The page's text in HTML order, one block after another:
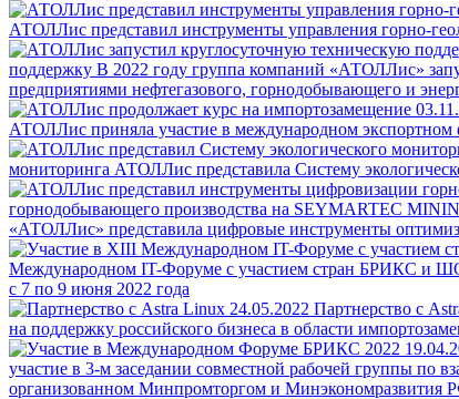
АТОЛЛис представил инструменты управления горно-
поддержку В 2022 году группа компаний «АТОЛЛис»
предприятиями нефтегазового, горнодобывающего и
АТОЛЛис приняла участие в международном экспортном
мониторинга АТОЛЛис представила Систему
горнодобывающего производства на SEYMARTEC
«АТОЛЛис» представила цифровые инструменты
Международном IT-Форуме с участием стран БРИКС и
с 7 по 9 июня 2022 года
24.05.2022 Партнерство с
на поддержку российского бизнеса в области
участие в 3-м заседании совместной рабочей группы по
организованном Минпромторгом и Минэкономразвития